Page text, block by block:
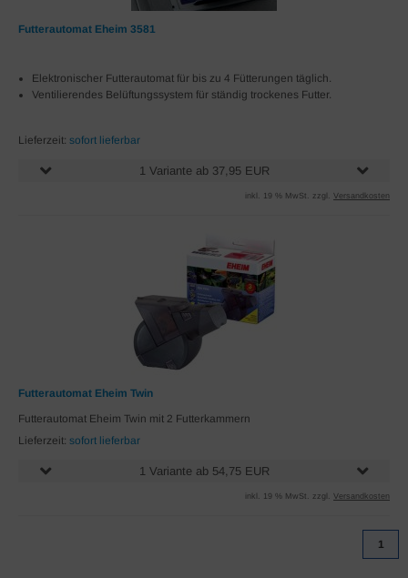
Futterautomat Eheim 3581
Elektronischer Futterautomat für bis zu 4 Fütterungen täglich.
Ventilierendes Belüftungssystem für ständig trockenes Futter.
Lieferzeit: sofort lieferbar
1 Variante ab 37,95 EUR
inkl. 19 % MwSt. zzgl. Versandkosten
Futterautomat Eheim Twin
Futterautomat Eheim Twin mit 2 Futterkammern
Lieferzeit: sofort lieferbar
1 Variante ab 54,75 EUR
inkl. 19 % MwSt. zzgl. Versandkosten
1